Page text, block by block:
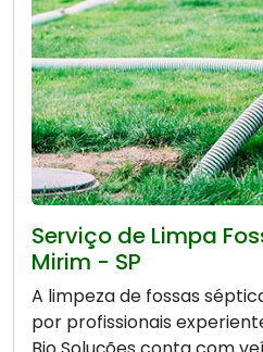
Serviço de Limpa
Mirim - SP
A limpeza de fossas
por profissionais